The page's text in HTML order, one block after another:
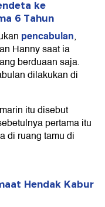
ke
6 Tahun
pencabulan,
Hanny saat ia
berduaan saja.
dilakukan di
itu disebut
pertama itu
di ruang tamu di
Hendak Kabur